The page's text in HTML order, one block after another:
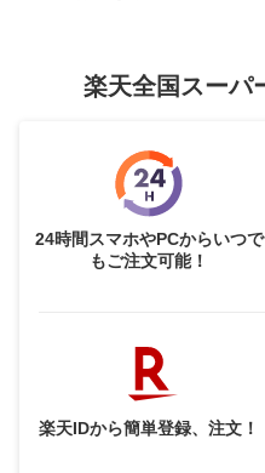
楽天全国スーパ
24時間スマホやPCからいつで
もご注文可能！
楽天IDから簡単登録、注文！